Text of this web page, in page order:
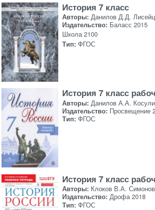
История 7 класс
Авторы: Данилов Д.Д.
Издательство: Баласс 2015
Школа 2100
Тип: ФГОС
История 7 класс
Авторы: Данилов А.А.
Издательство: Просвещение
Тип: ФГОС
История 7 класс
Авторы: Клоков В.А.
Издательство: Дрофа 2018
Тип: ФГОС